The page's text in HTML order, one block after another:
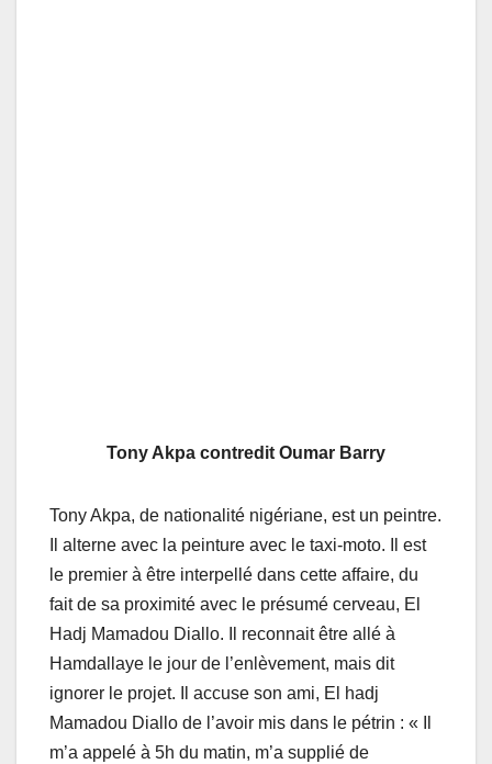
Tony Akpa contredit Oumar Barry
Tony Akpa, de nationalité nigériane, est un peintre.
Il alterne avec la peinture avec le taxi-moto. Il est
le premier à être interpellé dans cette affaire, du
fait de sa proximité avec le présumé cerveau, El
Hadj Mamadou Diallo. Il reconnait être allé à
Hamdallaye le jour de l’enlèvement, mais dit
ignorer le projet. Il accuse son ami, El hadj
Mamadou Diallo de l’avoir mis dans le pétrin : « Il
m’a appelé à 5h du matin, m’a supplié de